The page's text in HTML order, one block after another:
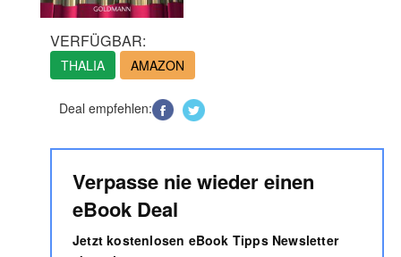
VERFÜGBAR:
THALIA AMAZON
Deal empfehlen:
Verpasse nie wieder einen
eBook Deal
Jetzt kostenlosen eBook Tipps Newsletter